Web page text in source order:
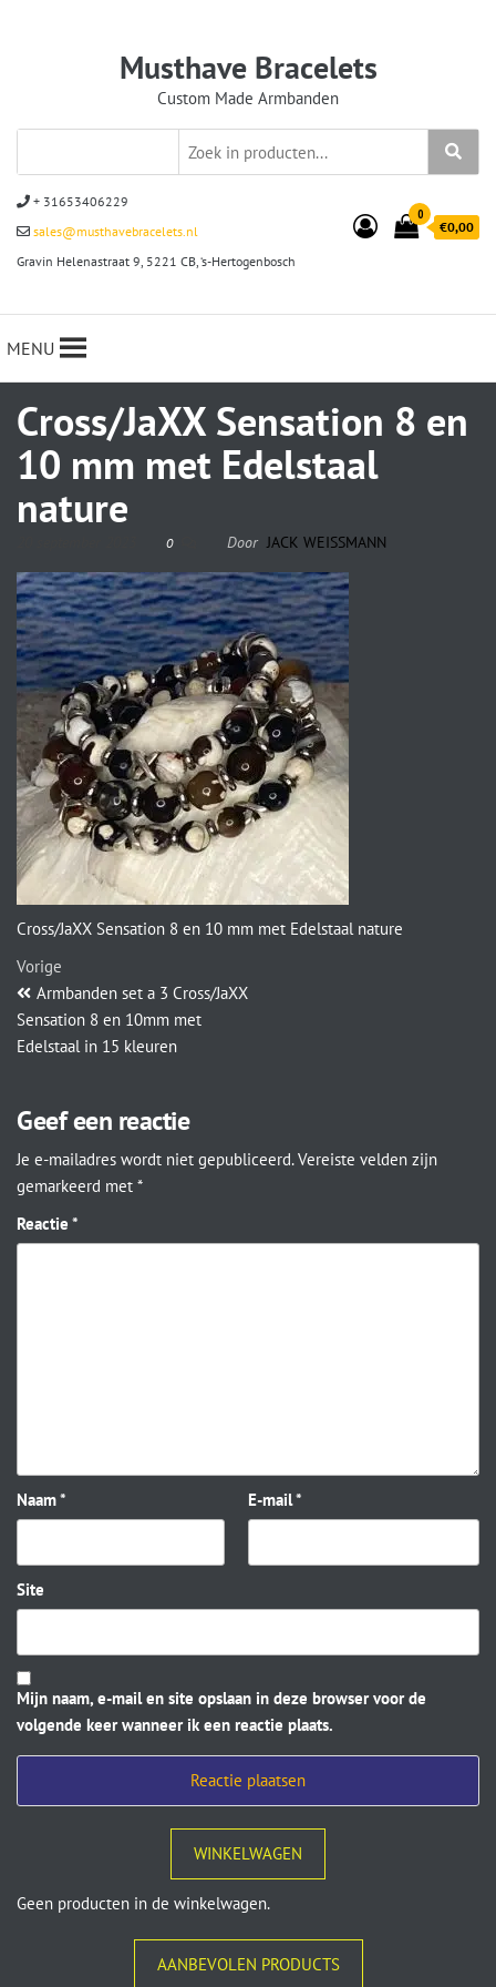
Musthave Bracelets
Custom Made Armbanden
+ 31653406229
sales@musthavebracelets.nl
Gravin Helenastraat 9, 5221 CB, ‘s-Hertogenbosch
0
€0,00
MENU
Cross/JaXX Sensation 8 en
10 mm met Edelstaal
nature
0 Door JACK WEISSMANN
Cross/JaXX Sensation 8 en 10 mm met Edelstaal nature
Vorige
Armbanden set a 3 Cross/JaXX
Sensation 8 en 10mm met
Edelstaal in 15 kleuren
Geef een reactie
Je e-mailadres wordt niet gepubliceerd. Vereiste velden zijn
gemarkeerd met *
Reactie *
Naam* E-mail*
Site
Mijn naam, e-mail en site opslaan in deze browser voor de
volgende keer wanneer ik een reactie plaats.
WINKELWAGEN
Geen producten in de winkelwagen.
AANBEVOLEN PRODUCTS